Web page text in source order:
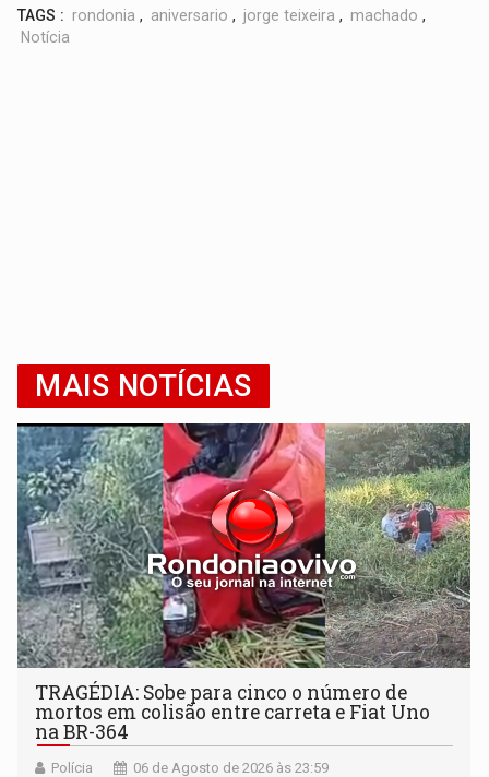
TAGS : rondonia , aniversario , jorge teixeira , machado ,
Notícia
MAIS NOTÍCIAS
TRAGÉDIA: Sobe para cinco o número de
mortos em colisão entre carreta e Fiat Uno
na BR-364
Polícia 06 de Agosto de 2026 às 23:59